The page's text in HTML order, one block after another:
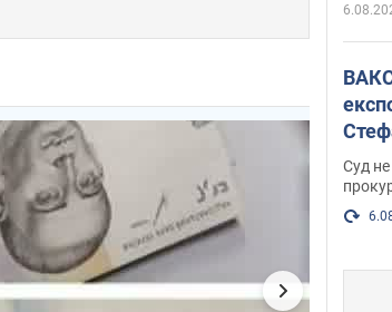
ВАКС обрав
Суд